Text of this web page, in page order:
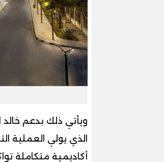
ويأتي ذلك بدعم
الذي يولي العملية
أكاديمية متكاملة